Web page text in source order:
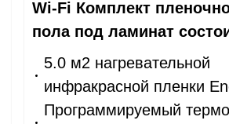
Wi-Fi Комплект
пола под ламинат
5.0 м2 нагревательной
инфракрасной пленки
Программируемый